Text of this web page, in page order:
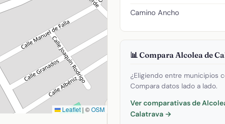
Leaflet|©OSM
38.986259, longitud -4.115382. Código postal: 13107.
Camino Ancho
📊 Compara Alcolea de
¿Eligiendo entre municipios
Compara datos lado a lado.
Ver comparativas de
Calatrava →